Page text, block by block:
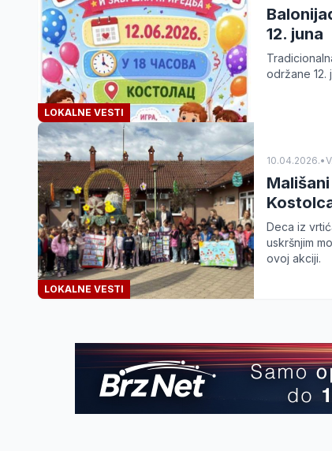
LOKALNE VESTI
12. juna
održane 12.
LOKALNE VESTI
10.04.2026.•
Deca iz
uskršnjim
ovoj akciji.